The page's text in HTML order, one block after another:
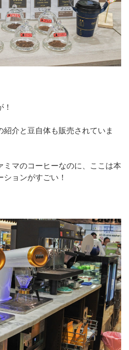
介と豆自体も販売されていま
ミマのコーヒーなのに、ここは本
ョンがすごい！